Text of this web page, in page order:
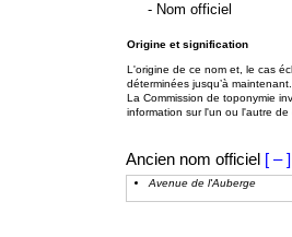
- Nom officiel
Origine et signification
L'origine de ce nom et, le cas
déterminées jusqu’à maintenant.
La Commission de toponymie
information sur l'un ou l'autre
Ancien nom officiel [ – ]
Avenue de l'Auberge